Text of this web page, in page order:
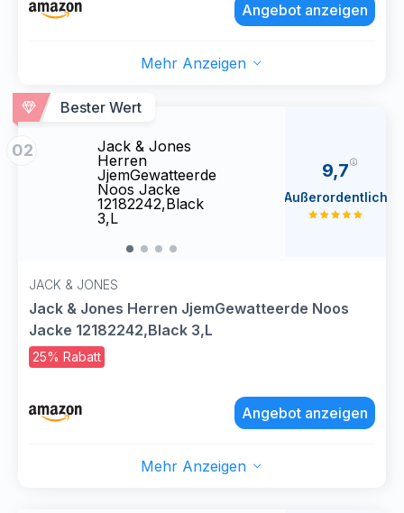
Angebot anzeigen
Mehr Anzeigen
Bester Wert
02
Jack & Jones
Herren
JjemGewatteerde
Noos Jacke
12182242,Black
3,L
JACK & JONES
Jack & Jones Herren JjemGewatteerde Noos
Jacke 12182242,Black 3,L
25% Rabatt
9,7
Außerordentlich
Angebot anzeigen
Mehr Anzeigen